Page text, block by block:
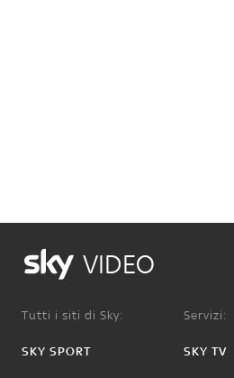
VIDEO
Tutti i siti di Sky:
SKY SPORT
Servizi:
SKY TV